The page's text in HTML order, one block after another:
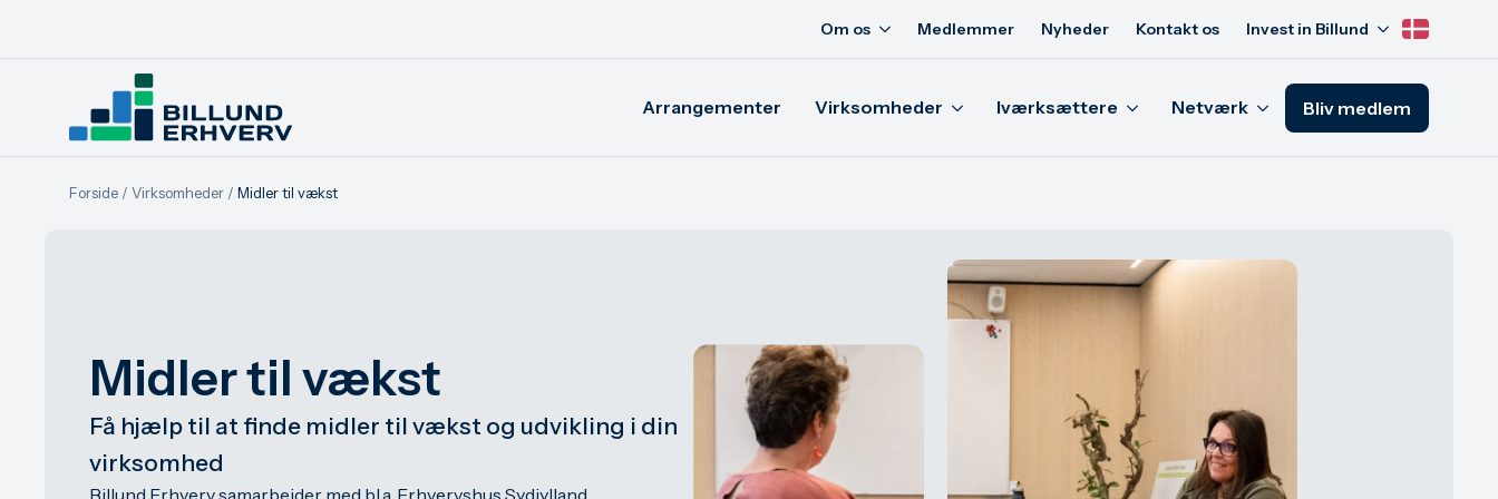
Om os Medlemmer Nyheder Kontakt os Invest in Billund
Arrangementer Virksomheder Iværksættere Netværk Bliv medlem
Forside / Virksomheder / Midler til vækst
Midler til vækst
Få hjælp til at finde midler til vækst og udvikling i din
virksomhed